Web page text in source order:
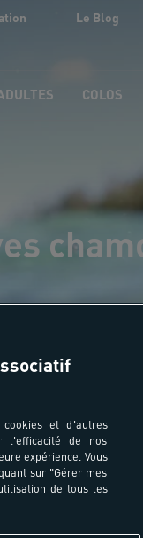
Le Blog
COLOS
et d'autres
l'efficacité de nos
expérience. Vous
sur "Gérer mes
de tous les